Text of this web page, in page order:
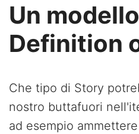
Un
Definition
Che tipo di Story
nostro buttafuori
ad esempio